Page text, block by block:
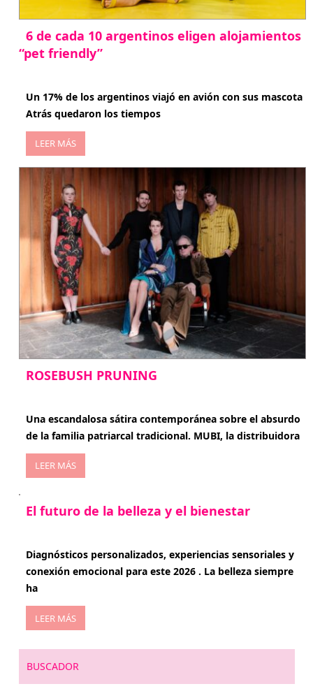
6 de cada 10 argentinos eligen alojamientos
“pet friendly”
Un 17% de los argentinos viajó en avión con sus mascota
Atrás quedaron los tiempos
LEER MÁS
ROSEBUSH PRUNING
Una escandalosa sátira contemporánea sobre el absurdo
de la familia patriarcal tradicional. MUBI, la distribuidora
LEER MÁS
El futuro de la belleza y el bienestar
Diagnósticos personalizados, experiencias sensoriales y
conexión emocional para este 2026 . La belleza siempre
ha
LEER MÁS
BUSCADOR